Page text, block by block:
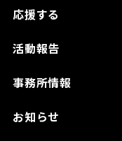
応援する
活動報告
事務所情報
お知らせ